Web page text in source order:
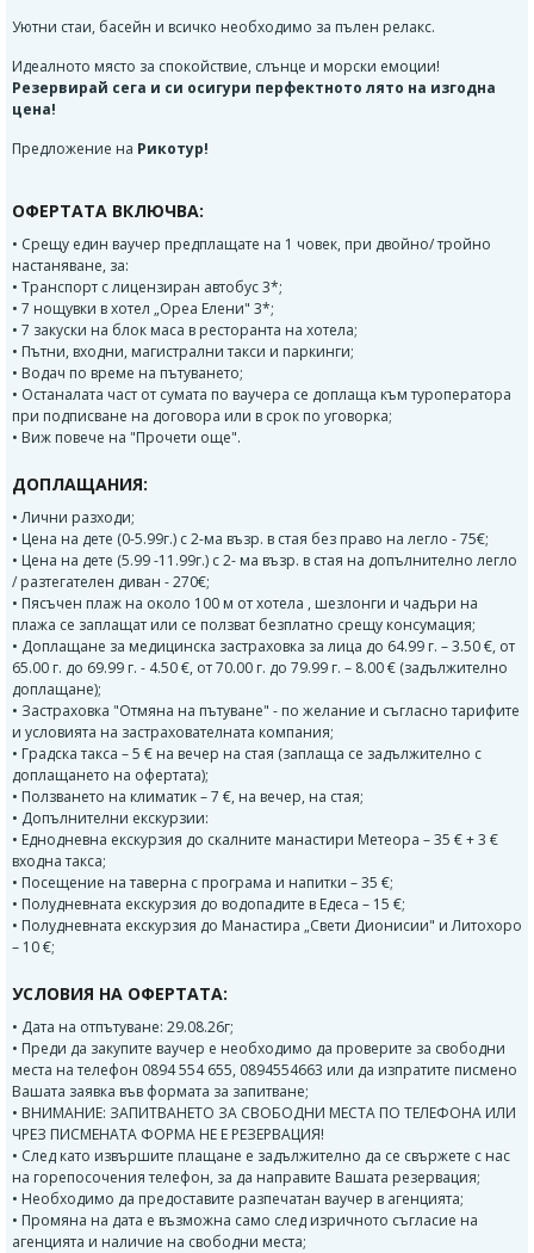
Уютни стаи, басейн и всичко необходимо за пълен релакс.
Идеалното място за спокойствие, слънце и морски емоции!
Резервирай сега и си осигури перфектното лято на изгодна
цена!
Предложение на Рикотур!
ОФЕРТАТА ВКЛЮЧВА:
• Срещу един ваучер предплащате на 1 човек, при двойно/ тройно
настаняване, за:
• Транспорт с лицензиран автобус 3*;
• 7 нощувки в хотел „Ореа Елени" 3*;
• 7 закуски на блок маса в ресторанта на хотела;
• Пътни, входни, магистрални такси и паркинги;
• Водач по време на пътуването;
• Останалата част от сумата по ваучера се доплаща към туроператора
при подписване на договора или в срок по уговорка;
• Виж повече на "Прочети още".
ДОПЛАЩАНИЯ:
• Лични разходи;
• Цена на дете (0-5.99г.) с 2-ма възр. в стая без право на легло - 75€;
• Цена на дете (5.99 -11.99г.) с 2- ма възр. в стая на допълнително легло
/ разтегателен диван - 270€;
• Пясъчен плаж на около 100 м от хотела , шезлонги и чадъри на
плажа се заплащат или се ползват безплатно срещу консумация;
• Доплащане за медицинска застраховка за лица до 64.99 г. – 3.50 €, от
65.00 г. до 69.99 г. - 4.50 €, от 70.00 г. до 79.99 г. – 8.00 € (задължително
доплащане);
• Застраховка "Отмяна на пътуване" - по желание и съгласно тарифите
и условията на застрахователната компания;
• Градска такса – 5 € на вечер на стая (заплаща се задължително с
доплащането на офертата);
• Ползването на климатик – 7 €, на вечер, на стая;
• Допълнителни екскурзии:
• Еднодневна екскурзия до скалните манастири Метеора – 35 € + 3 €
входна такса;
• Посещение на таверна с програма и напитки – 35 €;
• Полудневната екскурзия до водопадите в Едеса – 15 €;
• Полудневната екскурзия до Манастира „Свети Дионисии" и Литохоро
– 10 €;
УСЛОВИЯ НА ОФЕРТАТА:
• Дата на отпътуване: 29.08.26г;
• Преди да закупите ваучер е необходимо да проверите за свободни
места на телефон 0894 554 655, 0894554663 или да изпратите писмено
Вашата заявка във формата за запитване;
• ВНИМАНИЕ: ЗАПИТВАНЕТО ЗА СВОБОДНИ МЕСТА ПО ТЕЛЕФОНА ИЛИ
ЧРЕЗ ПИСМЕНАТА ФОРМА НЕ Е РЕЗЕРВАЦИЯ!
• След като извършите плащане е задължително да се свържете с нас
на горепосочения телефон, за да направите Вашата резервация;
• Необходимо да предоставите разпечатан ваучер в агенцията;
• Промяна на дата е възможна само след изричното съгласие на
агенцията и наличие на свободни места;